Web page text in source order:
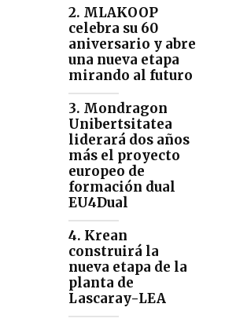
2. MLAKOOP
celebra su 60
aniversario y abre
una nueva etapa
mirando al futuro
3. Mondragon
Unibertsitatea
liderará dos años
más el proyecto
europeo de
formación dual
EU4Dual
4. Krean
construirá la
nueva etapa de la
planta de
Lascaray-LEA